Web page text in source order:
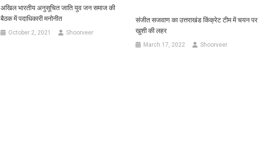
अखिल भारतीय अनुसूचित जाति युव जन समाज की
बैठक में पदाधिकारी मनोनीत
October 2, 2021 Shoorveer
संजीत सजवाण का उत्तराखंड किंक्रेट टीम में चयन पर
खुशी की लहर
March 17, 2022 Shoorveer